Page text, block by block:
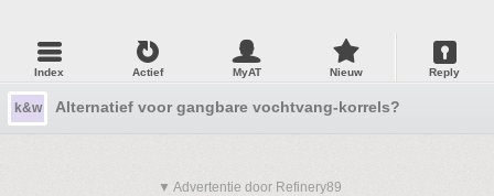
Index Actief MyAT Nieuw Reply
k&w Alternatief voor gangbare vochtvang-korrels?
▼ Advertentie door Refinery89